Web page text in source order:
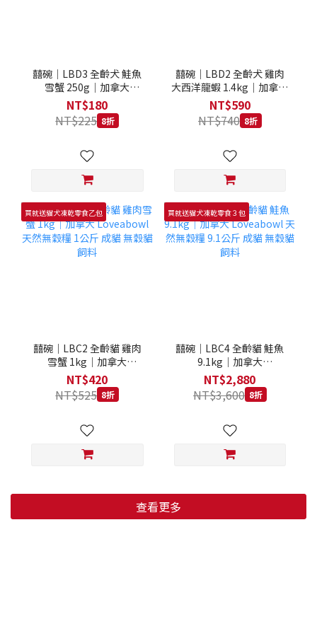
囍碗｜LBD3 全齡犬 鮭魚
雪蟹 250g｜加拿大
Loveabowl 天然無穀糧
250克 成犬 無穀狗飼料
NT$180
NT$225 8折
囍碗｜LBD2 全齡犬 雞肉
大西洋龍蝦 1.4kg｜加拿大
Loveabowl 天然無穀糧
1.4公斤 成犬 無穀狗飼料
NT$590
NT$740 8折
買就送貓犬凍乾零食乙包
囍碗｜LBC2 全齡貓 雞肉
雪蟹 1kg｜加拿大
Loveabowl 天然無穀糧 1
公斤 成貓 無穀貓飼料
NT$420
NT$525 8折
買就送貓犬凍乾零食３包
囍碗｜LBC4 全齡貓 鮭魚
9.1kg｜加拿大
Loveabowl 天然無穀糧
9.1公斤 成貓 無穀貓飼料
NT$2,880
NT$3,600 8折
查看更多